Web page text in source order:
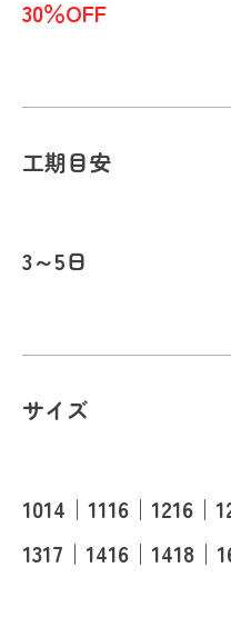
30％OFF
工期目安
3～5日
サイズ
1014｜1116｜1216｜
1317｜1416｜1418｜